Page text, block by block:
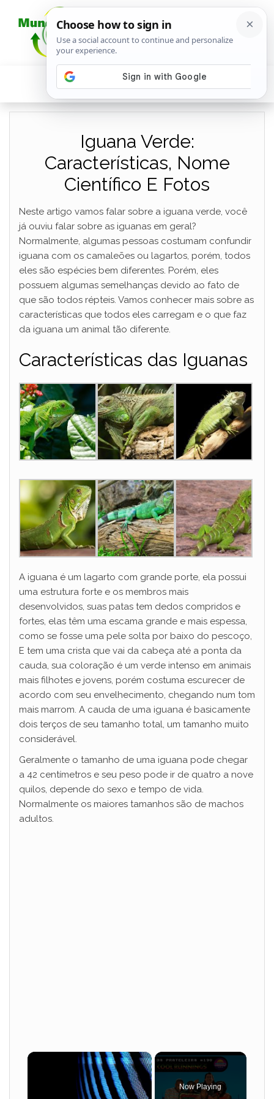
Iguana Verde:
Características, Nome
Científico E Fotos
Neste artigo vamos falar sobre a iguana verde, você
já ouviu falar sobre as iguanas em geral?
Normalmente, algumas pessoas costumam confundir
iguana com os camaleões ou lagartos, porém, todos
eles são espécies bem diferentes. Porém, eles
possuem algumas semelhanças devido ao fato de
que são todos répteis. Vamos conhecer mais sobre as
características que todos eles carregam e o que faz
da iguana um animal tão diferente.
Características das Iguanas
A iguana é um lagarto com grande porte, ela possui
uma estrutura forte e os membros mais
desenvolvidos, suas patas tem dedos compridos e
fortes, elas têm uma escama grande e mais espessa,
como se fosse uma pele solta por baixo do pescoço,
E tem uma crista que vai da cabeça até a ponta da
cauda, sua coloração é um verde intenso em animais
mais filhotes e jovens, porém costuma escurecer de
acordo com seu envelhecimento, chegando num tom
mais marrom. A cauda de uma iguana é basicamente
dois terços de seu tamanho total, um tamanho muito
considerável.
Geralmente o tamanho de uma iguana pode chegar
a 42 centímetros e seu peso pode ir de quatro a nove
quilos, depende do sexo e tempo de vida.
Normalmente os maiores tamanhos são de machos
adultos.
×
Now Playing